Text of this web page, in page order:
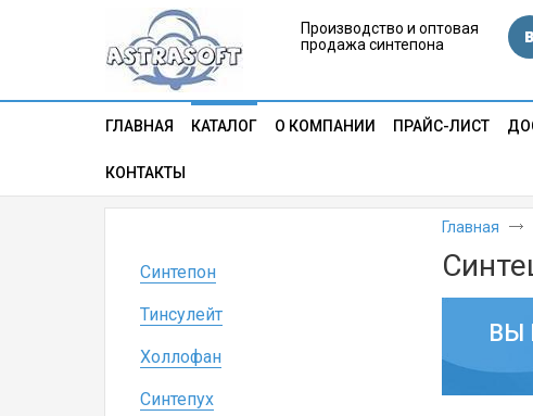
Производство и оптовая
продажа синтепона
ГЛАВНАЯ КАТАЛОГ О КОМПАНИИ ПРАЙС-ЛИСТ
КОНТАКТЫ
Синтепон
Тинсулейт
Холлофан
Синтепух
Главная
ВЫ